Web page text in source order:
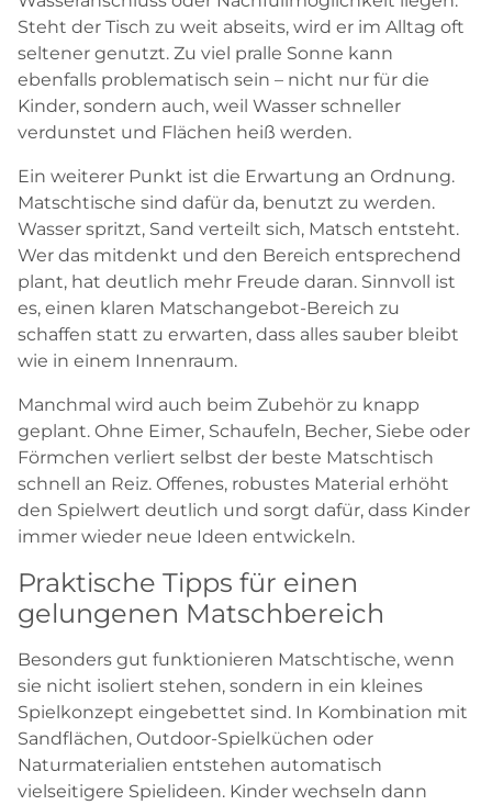
Steht der Tisch zu weit abseits, wird er im Alltag oft
seltener genutzt. Zu viel pralle Sonne kann
ebenfalls problematisch sein – nicht nur für die
Kinder, sondern auch, weil Wasser schneller
verdunstet und Flächen heiß werden.
Ein weiterer Punkt ist die Erwartung an Ordnung.
Matschtische sind dafür da, benutzt zu werden.
Wasser spritzt, Sand verteilt sich, Matsch entsteht.
Wer das mitdenkt und den Bereich entsprechend
plant, hat deutlich mehr Freude daran. Sinnvoll ist
es, einen klaren Matschangebot-Bereich zu
schaffen statt zu erwarten, dass alles sauber bleibt
wie in einem Innenraum.
Manchmal wird auch beim Zubehör zu knapp
geplant. Ohne Eimer, Schaufeln, Becher, Siebe oder
Förmchen verliert selbst der beste Matschtisch
schnell an Reiz. Offenes, robustes Material erhöht
den Spielwert deutlich und sorgt dafür, dass Kinder
immer wieder neue Ideen entwickeln.
Praktische Tipps für einen
gelungenen Matschbereich
Besonders gut funktionieren Matschtische, wenn
sie nicht isoliert stehen, sondern in ein kleines
Spielkonzept eingebettet sind. In Kombination mit
Sandflächen, Outdoor-Spielküchen oder
Naturmaterialien entstehen automatisch
vielseitigere Spielideen. Kinder wechseln dann